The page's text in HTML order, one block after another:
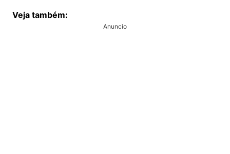
Veja também:
Anuncio